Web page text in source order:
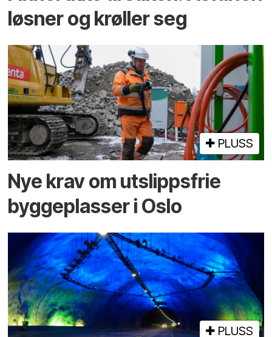
løsner og krøller seg
PLUSS
Nye krav om utslippsfrie
byggeplasser i Oslo
PLUSS